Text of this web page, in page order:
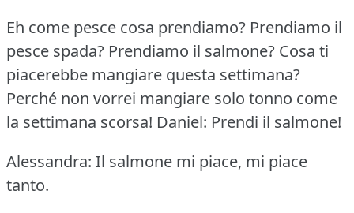
Eh come pesce cosa prendiamo? Prendiamo il
pesce spada? Prendiamo il salmone? Cosa ti
piacerebbe mangiare questa settimana?
Perché non vorrei mangiare solo tonno come
la settimana scorsa! Daniel: Prendi il salmone!
Alessandra: Il salmone mi piace, mi piace
tanto.